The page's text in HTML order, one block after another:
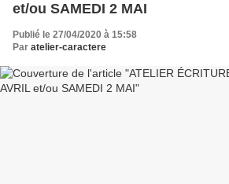
et/ou SAMEDI 2 MAI
Publié le 27/04/2020 à 15:58
Par atelier-caractere